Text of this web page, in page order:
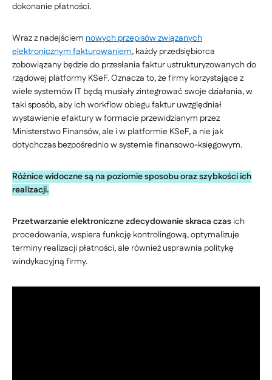
dokonanie płatności.
Wraz z nadejściem nowych przepisów związanych
elektronicznym fakturowaniem, każdy przedsiębiorca
zobowiązany będzie do przesłania faktur ustrukturyzowanych do
rządowej platformy KSeF. Oznacza to, że firmy korzystające z
wiele systemów IT będą musiały zintegrować swoje działania, w
taki sposób, aby ich workflow obiegu faktur uwzględniał
wystawienie efaktury w formacie przewidzianym przez
Ministerstwo Finansów, ale i w platformie KSeF, a nie jak
dotychczas bezpośrednio w systemie finansowo-księgowym.
Różnice widoczne są na poziomie sposobu oraz szybkości ich
realizacji.
Przetwarzanie elektroniczne zdecydowanie skraca czasich
procedowania, wspiera funkcję kontrolingową, optymalizuje
terminy realizacji płatności, ale również usprawnia politykę
windykacyjną firmy.